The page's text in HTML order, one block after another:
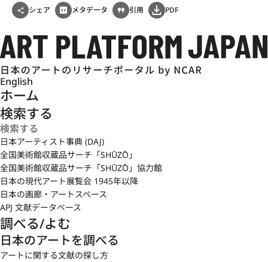
シェア メタデータ 引用 PDF
English
ホーム
検索する
日本アーティスト事典 (DAJ)
全国美術館収蔵品サーチ「SHŪZŌ」
全国美術館収蔵品サーチ「SHŪZŌ」協力館
日本の現代アート展覧会 1945年以降
日本の画廊・アートスペース
APJ 文献データベース
調べる/よむ
日本のアートを調べる
アートに関する文献の探し方